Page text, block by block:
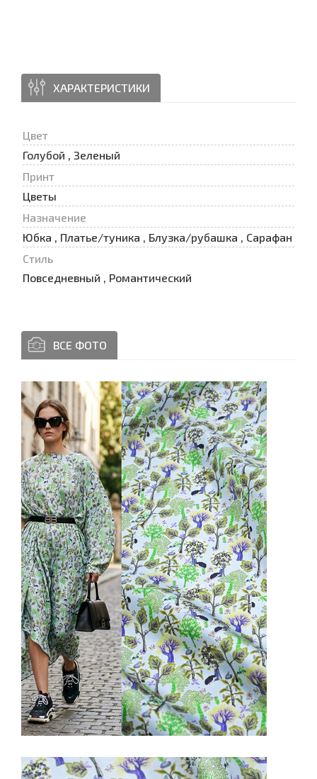
ХАРАКТЕРИСТИКИ
Цвет
Голубой , Зеленый
Принт
Цветы
Назначение
Юбка , Платье/туника , Блузка/рубашка , Сарафан
Стиль
Повседневный , Романтический
ВСЕ ФОТО